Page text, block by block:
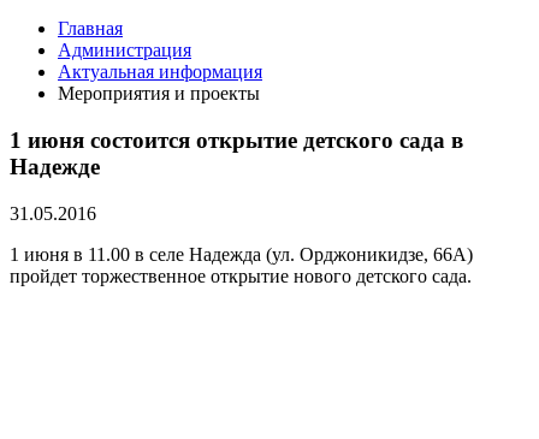
Главная
Администрация
Актуальная информация
Мероприятия и проекты
1 июня состоится открытие детского сада в
Надежде
31.05.2016
1 июня в 11.00 в селе Надежда (ул. Орджоникидзе, 66А)
пройдет торжественное открытие нового детского сада.